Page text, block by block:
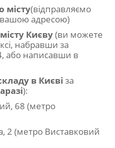
місту(відправляємо
адресою)
Києву(ви можете
набравши за
або написавши в
в Києві за
):
68 (метро
2 (метро Виставковий